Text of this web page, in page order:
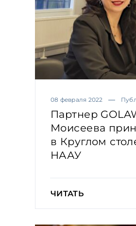
08 февраля 2022
Партнер
Моисеева
в Круглом
НААУ
ЧИТАТЬ